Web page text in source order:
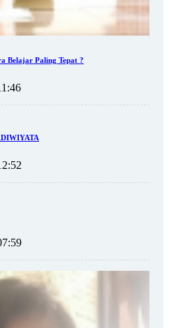
Belajar Paling Tepat ?